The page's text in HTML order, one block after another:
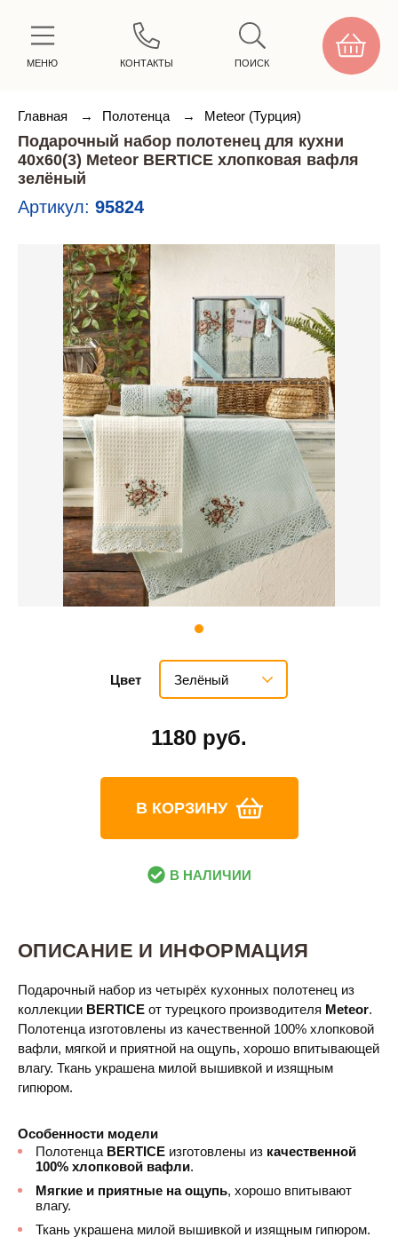
МЕНЮ КОНТАКТЫ ПОИСК
Главная → Полотенца → Meteor (Турция)
Подарочный набор полотенец для кухни
40х60(3) Meteor BERTICE хлопковая вафля
зелёный
Артикул: 95824
Цвет Зелёный
1180 руб.
В КОРЗИНУ
В НАЛИЧИИ
ОПИСАНИЕ И ИНФОРМАЦИЯ
Подарочный набор из четырёх кухонных полотенец из
коллекции BERTICE от турецкого производителя Meteor.
Полотенца изготовлены из качественной 100% хлопковой
вафли, мягкой и приятной на ощупь, хорошо впитывающей
влагу. Ткань украшена милой вышивкой и изящным
гипюром.
Особенности модели
Полотенца BERTICE изготовлены из качественной
100% хлопковой вафли.
Мягкие и приятные на ощупь, хорошо впитывают
влагу.
Ткань украшена милой вышивкой и изящным гипюром.